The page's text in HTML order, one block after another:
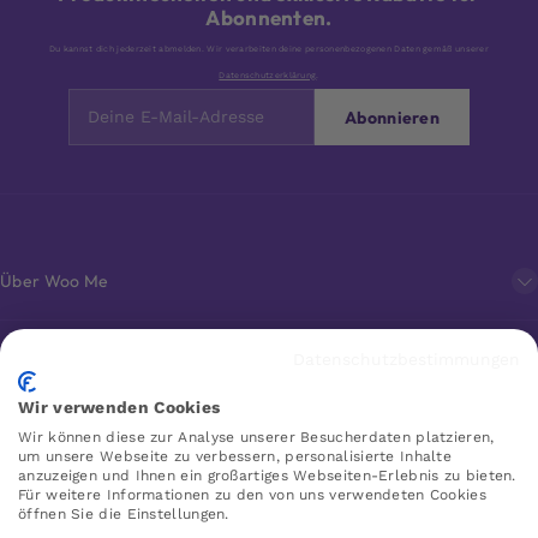
Abonnenten.
Du kannst dich jederzeit abmelden. Wir verarbeiten deine personenbezogenen Daten gemäß unserer
Datenschutzerklärung
Abonnieren
Über Woo Me
Kundenservice
Favoriten
Wir verwenden Cookies
Wir können diese zur Analyse unserer Besucherdaten platzieren,
um unsere Webseite zu verbessern, personalisierte Inhalte
anzuzeigen und Ihnen ein großartiges Webseiten-Erlebnis zu bieten.
Für weitere Informationen zu den von uns verwendeten Cookies
öffnen Sie die Einstellungen.